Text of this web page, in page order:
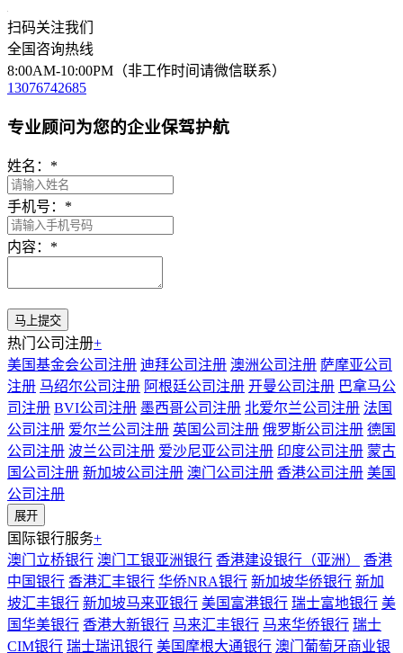
扫码关注我们
全国咨询热线
8:00AM-10:00PM（非工作时间请微信联系）
13076742685
专业顾问为您的企业保驾护航
姓名： *
手机号： *
内容： *
热门公司注册+
美国基金会公司注册 迪拜公司注册 澳洲公司注册 萨摩亚公司
注册 马绍尔公司注册 阿根廷公司注册 开曼公司注册 巴拿马公
司注册 BVI公司注册 墨西哥公司注册 北爱尔兰公司注册 法国
公司注册 爱尔兰公司注册 英国公司注册 俄罗斯公司注册 德国
公司注册 波兰公司注册 爱沙尼亚公司注册 印度公司注册 蒙古
国公司注册 新加坡公司注册 澳门公司注册 香港公司注册 美国
公司注册
展开
国际银行服务+
澳门立桥银行 澳门工银亚洲银行 香港建设银行（亚洲）
香港
中国银行 香港汇丰银行 华侨NRA银行 新加坡华侨银行 新加
坡汇丰银行 新加坡马来亚银行 美国富港银行 瑞士富地银行 美
国华美银行 香港大新银行 马来汇丰银行 马来华侨银行 瑞士
CIM银行 瑞士瑞讯银行 美国摩根大通银行 澳门葡萄牙商业银